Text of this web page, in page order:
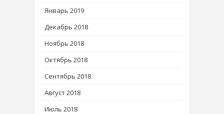
Январь 2019
Декабрь 2018
Ноябрь 2018
Октябрь 2018
Сентябрь 2018
Август 2018
Июль 2018